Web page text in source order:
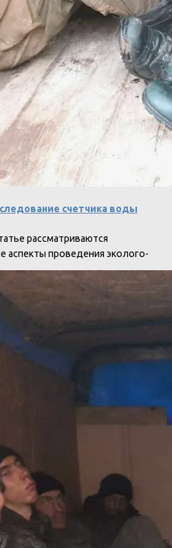
счетчика воды
рассматриваются
аспекты проведения эколого-